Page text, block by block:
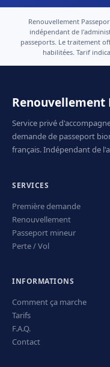
Renouvellement
indépendant de
passeports. Le traitement
habilitées. Tarif
Renouvellement
Service privé
demande de passeport
français. Indépendant de
SERVICES
Première demande
Renouvellement
Passeport mineur
Perte / Vol
INFORMATIONS
Comment ça marche
Tarifs
F.A.Q.
Contact